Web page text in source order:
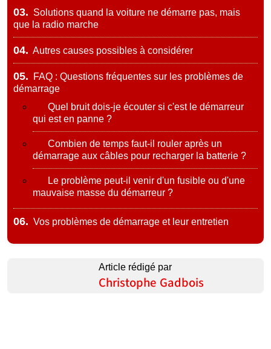
03. Solutions quand la voiture ne démarre pas, mais
que la radio marche
04. Autres causes possibles à considérer
05.
FAQ : Questions fréquentes sur les problèmes de
démarrage
Quel bruit dois-je écouter si c'est le démarreur
qui est en panne ?
Combien de temps faut-il rouler après un
démarrage aux câbles pour recharger la batterie ?
Le problème peut-il venir d'un fusible ou d'une
mauvaise masse du démarreur ?
06. Vos problèmes de démarrage et leur entretien
Article rédigé par
Christophe Gadbois